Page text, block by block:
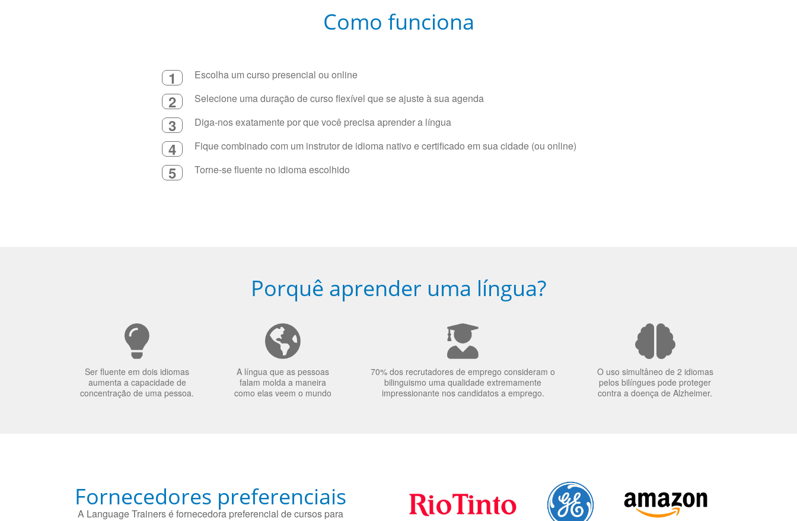
Como funciona
1 Escolha um curso presencial ou online
2 Selecione uma duração de curso flexível que se ajuste à sua agenda
3 Diga-nos exatamente por que você precisa aprender a língua
4 Fique combinado com um instrutor de idioma nativo e certificado em sua cidade (ou online)
5 Torne-se fluente no idioma escolhido
Porquê aprender uma língua?
Ser fluente em dois idiomas
aumenta a capacidade de
concentração de uma pessoa.
A língua que as pessoas
falam molda a maneira
como elas veem o mundo
70% dos recrutadores de emprego consideram o
bilinguismo uma qualidade extremamente
impressionante nos candidatos a emprego.
O uso simultâneo de 2 idiomas
pelos bilíngues pode proteger
contra a doença de Alzheimer.
Fornecedores preferenciais
A Language Trainers é fornecedora preferencial de cursos para